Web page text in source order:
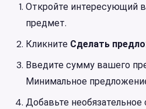
Откройте интересующий
предмет.
Кликните Сделать
Введите сумму вашего
Минимальное
Добавьте